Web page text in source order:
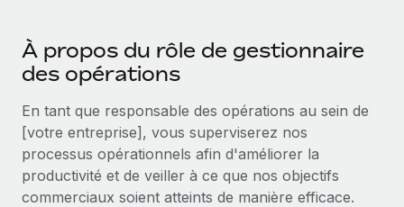
Contrôles d’antécédents
Simplifiez vos processus de présélection des
Remote Watchtower
Gardez un temps d’avance sur les risques en
matière de conformité
ÉTUDES DE CAS
Voir toutes les ressources
BLOG
Paie multipays
EOR et PEO
À propos du rôle de gestionnaire
des opérations
En tant que responsable des opérations au sein de
[votre entreprise], vous superviserez nos
processus opérationnels afin d'améliorer la
productivité et de veiller à ce que nos objectifs
commerciaux soient atteints de manière efficace.